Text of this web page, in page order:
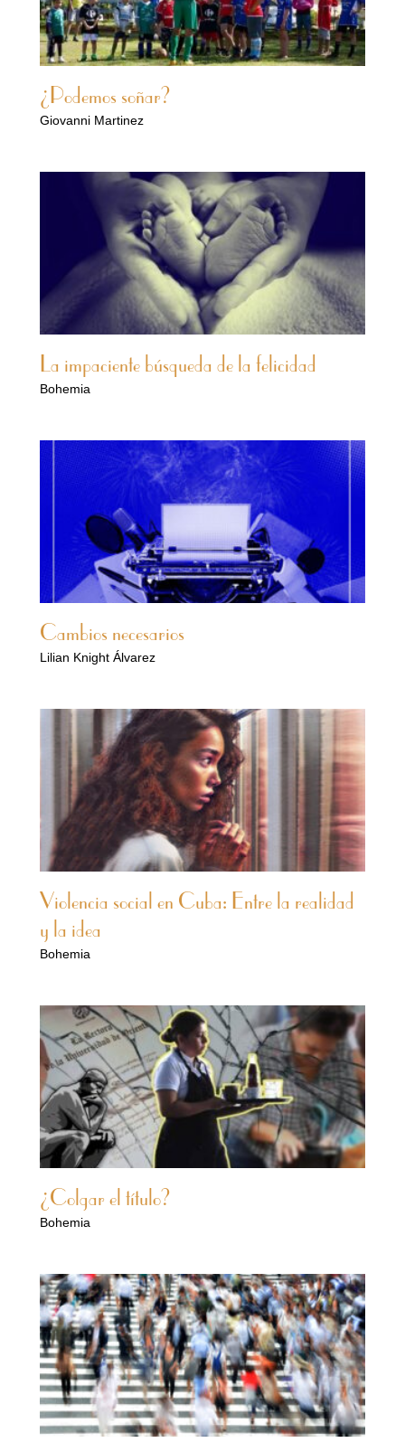
¿Podemos soñar?
Giovanni Martinez
La impaciente búsqueda de la felicidad
Bohemia
Cambios necesarios
Lilian Knight Álvarez
Violencia social en Cuba: Entre la realidad
y la idea
Bohemia
¿Colgar el título?
Bohemia